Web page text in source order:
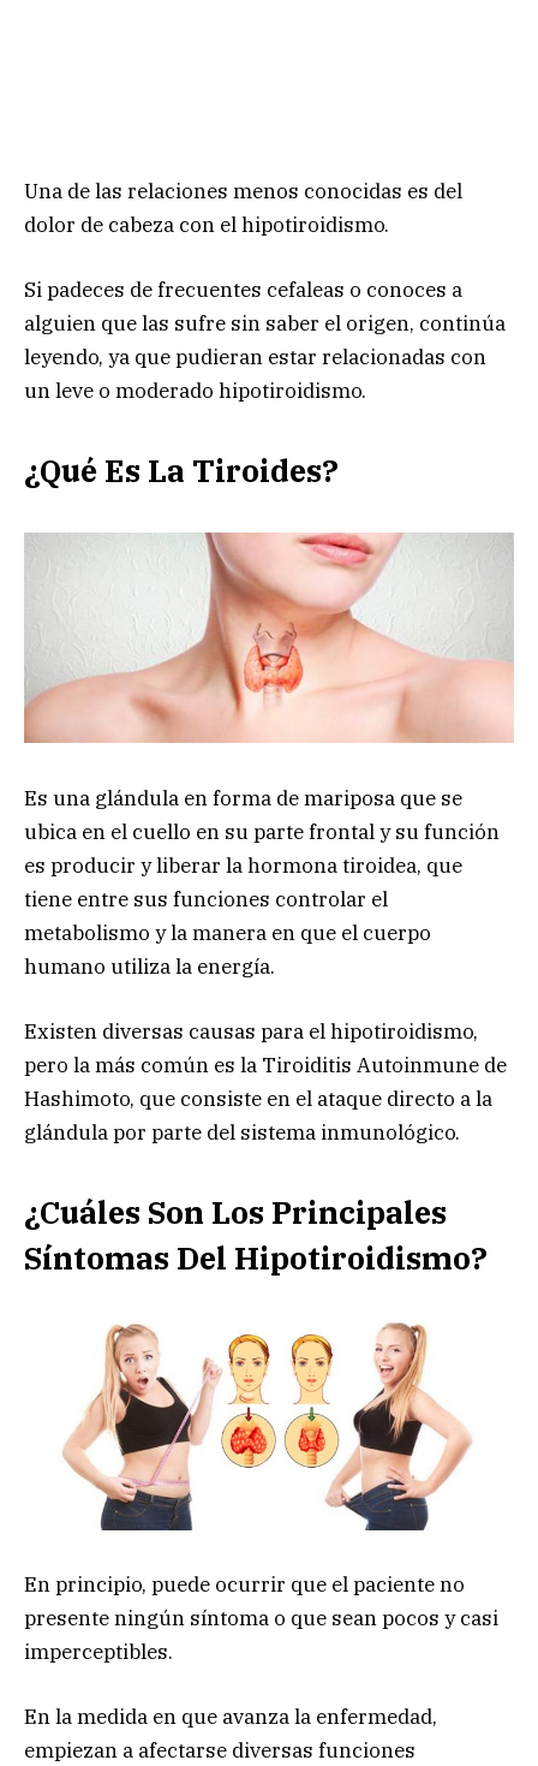
Una de las relaciones menos conocidas es del
dolor de cabeza con el hipotiroidismo.
Si padeces de frecuentes cefaleas o conoces a
alguien que las sufre sin saber el origen, continúa
leyendo, ya que pudieran estar relacionadas con
un leve o moderado hipotiroidismo.
¿Qué Es La Tiroides?
Es una glándula en forma de mariposa que se
ubica en el cuello en su parte frontal y su función
es producir y liberar la hormona tiroidea, que
tiene entre sus funciones controlar el
metabolismo y la manera en que el cuerpo
humano utiliza la energía.
Existen diversas causas para el hipotiroidismo,
pero la más común es la Tiroiditis Autoinmune de
Hashimoto, que consiste en el ataque directo a la
glándula por parte del sistema inmunológico.
¿Cuáles Son Los Principales
Síntomas Del Hipotiroidismo?
En principio, puede ocurrir que el paciente no
presente ningún síntoma o que sean pocos y casi
imperceptibles.
En la medida en que avanza la enfermedad,
empiezan a afectarse diversas funciones